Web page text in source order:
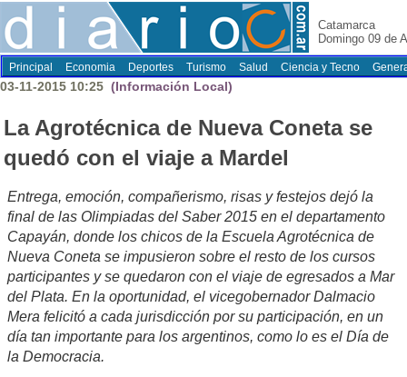
Catamarca
Domingo 09 de
Principal Economia Deportes Turismo Salud Ciencia y Tecno
03-11-2015 10:25 (Información Local)
La Agrotécnica de Nueva Coneta se
quedó con el viaje a Mardel
Entrega, emoción, compañerismo, risas y festejos dejó la
final de las Olimpiadas del Saber 2015 en el departamento
Capayán, donde los chicos de la Escuela Agrotécnica de
Nueva Coneta se impusieron sobre el resto de los cursos
participantes y se quedaron con el viaje de egresados a Mar
del Plata. En la oportunidad, el vicegobernador Dalmacio
Mera felicitó a cada jurisdicción por su participación, en un
día tan importante para los argentinos, como lo es el Día de
la Democracia.